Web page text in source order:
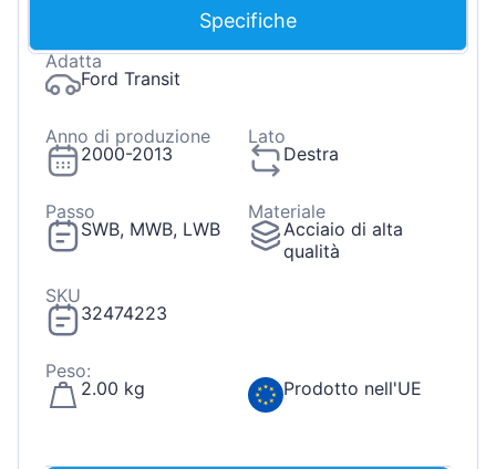
Specifiche
Adatta
Ford Transit
Anno di produzione
2000-2013
Lato
Destra
Passo
SWB, MWB, LWB
Materiale
Acciaio di alta
qualità
SKU
32474223
Peso:
2.00 kg
Prodotto nell'UE